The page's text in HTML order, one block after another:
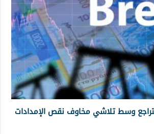
وسط تلاشي مخاوف نقص الإمدادات